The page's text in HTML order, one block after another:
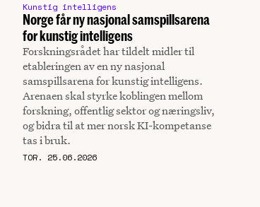
Kunstig intelligens
Norge får ny nasjonal samspillsarena
for kunstig intelligens
Forskningsrådet har tildelt midler til
etableringen av en ny nasjonal
samspillsarena for kunstig intelligens.
Arenaen skal styrke koblingen mellom
forskning, offentlig sektor og næringsliv,
og bidra til at mer norsk KI-kompetanse
tas i bruk.
TOR. 25.06.2026